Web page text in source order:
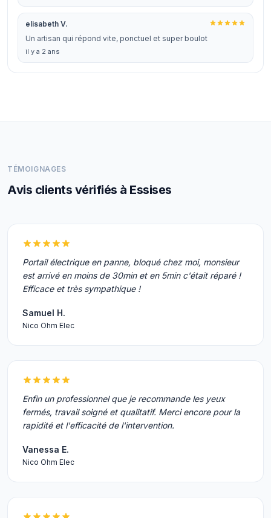
elisabeth V.
Un artisan qui répond vite, ponctuel et super boulot
il y a 2 ans
TÉMOIGNAGES
Avis clients vérifiés à Essises
Portail électrique en panne, bloqué chez moi, monsieur
est arrivé en moins de 30min et en 5min c'était réparé !
Efficace et très sympathique !
Samuel H.
Nico Ohm Elec
Enfin un professionnel que je recommande les yeux
fermés, travail soigné et qualitatif. Merci encore pour la
rapidité et l'efficacité de l'intervention.
Vanessa E.
Nico Ohm Elec